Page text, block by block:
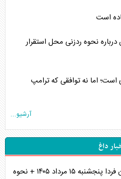
است
نحوه ردزنی محل استقرار
اما نه توافقی که ترامپ
آرشیو...
داغ
جدول قطعی برق استان گیلان فردا پنجشنبه ۱۵ مرداد ۱۴۰۵ + نحوه